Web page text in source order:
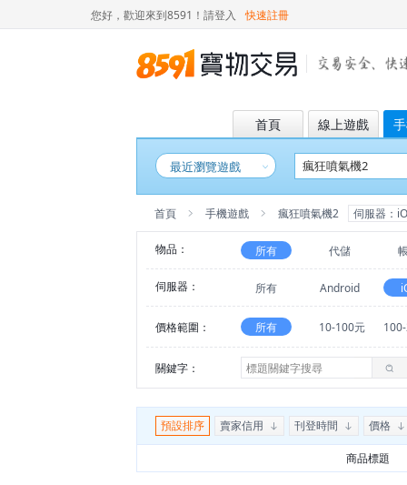
您好，歡迎來到8591！ 請登入 快速註冊
首頁 線上遊戲
最近瀏覽遊戲
首頁 手機遊戲 瘋狂噴氣機2 伺服器：
物品： 所有 代儲
伺服器： 所有 Android
價格範圍： 所有 10-100元
關鍵字：
預設排序 賣家信用 刊登時間 價格
商品標題